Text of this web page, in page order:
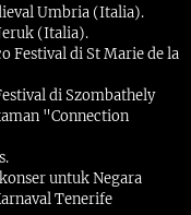
Umbria (Italia).
(Italia).
Festival di St Marie de la
di Szombathely
"Connection
untuk Negara
Tenerife